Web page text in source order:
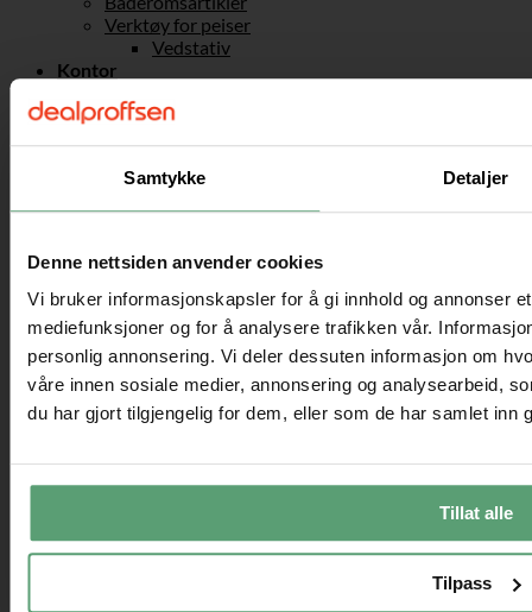
Samtykke Detaljer
Denne nettsiden anvender cookies
Vi bruker informasjonskapsler for å gi innhold og annonser
mediefunksjoner og for å analysere trafikken vår.
personlig annonsering. Vi deler dessuten informasjon om
våre innen sosiale medier, annonsering og analysearbeid,
du har gjort tilgjengelig for dem, eller som de har samlet inn
Tillat alle
Tilpass
Verktøy for peiser
Vedstativ
Kontor
Ergonomiske kontorstoler
Sadelstoler
Skuffeseksjoner til kontoret
Bærbar stativ og ståbord
Kontortilbehør
Sport og fritid
Friluftsliv
Fotballmål
Sandkasser
Husker
Sykkelhenger